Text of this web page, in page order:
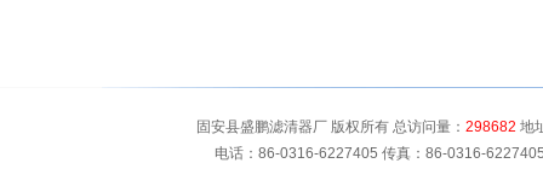
固安县盛鹏滤清器厂 版权所有 总访问量： 298682 地
电话：86-0316-6227405 传真：86-0316-